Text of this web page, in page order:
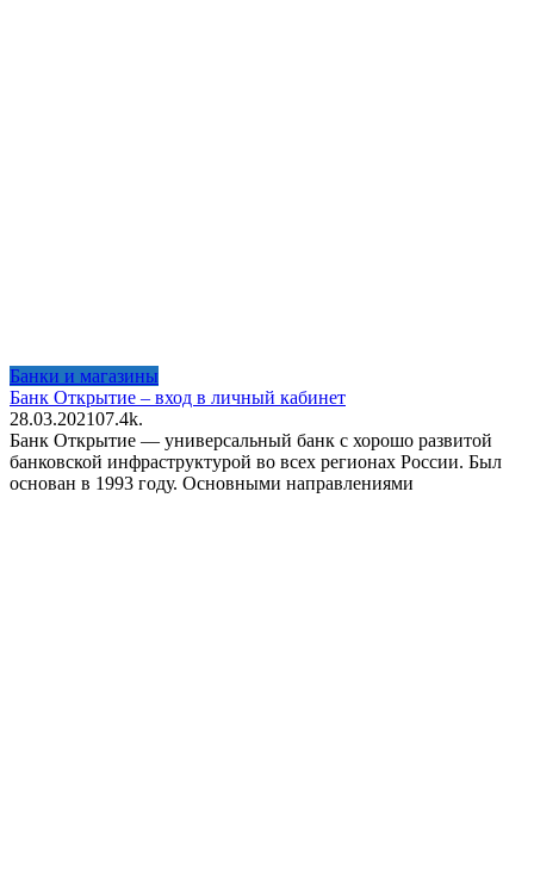
Банки и магазины
Банк Открытие – вход в личный кабинет
28.03.202107.4k.
Банк Открытие — универсальный банк с хорошо развитой
банковской инфраструктурой во всех регионах России. Был
основан в 1993 году. Основными направлениями